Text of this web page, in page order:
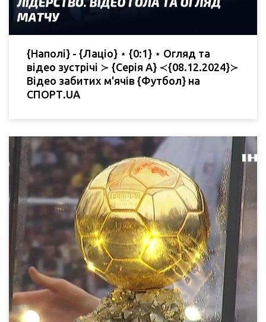
{Наполі} - {Лаціо} ⋆ {0:1} ⋆ Огляд та
відео зустрічі ≻ {Серія А} ≺{08.12.2024}≻
Відео забитих м'ячів {Футбол} на
СПОРТ.UA